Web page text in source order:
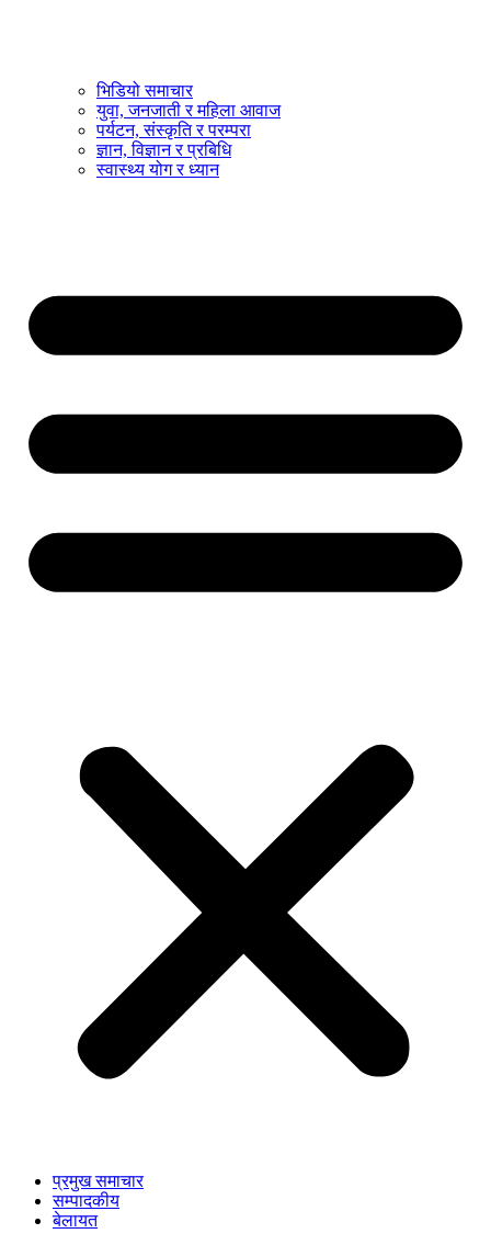
भिडियो समाचार
युवा, जनजाती र महिला आवाज
पर्यटन, संस्कृति र परम्परा
ज्ञान, विज्ञान र प्रबिधि
स्वास्थ्य योग र ध्यान
प्रमुख समाचार
सम्पादकीय
बेलायत